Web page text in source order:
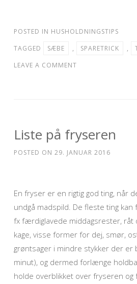
POSTED IN HUSHOLDNINGSTIPS
TAGGED
SÆBE , SPARETRICK ,
LEAVE A COMMENT
Liste på fryseren
POSTED ON 29. JANUAR 2016
En fryser er en rigtig god ting, når
undgå madspild. De fleste ting kan
fx færdiglavede middagsrester, råt
kage, visse former for dej, smør,
grøntsager i mindre stykker der er
minut), og dermed forlænge
holde overblikket over fryseren og